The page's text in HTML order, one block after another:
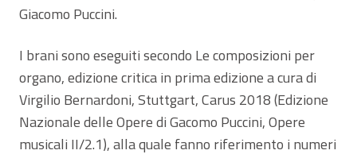
Giacomo Puccini.
I brani sono eseguiti secondo Le composizioni per
organo, edizione critica in prima edizione a cura di
Virgilio Bernardoni, Stuttgart, Carus 2018 (Edizione
Nazionale delle Opere di Gacomo Puccini, Opere
musicali II/2.1), alla quale fanno riferimento i numeri